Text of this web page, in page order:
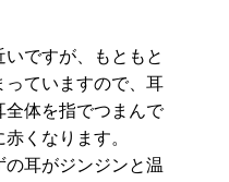
ですが、もともと
っていますので、耳
全体を指でつまんで
くなります。
耳がジンジンと温